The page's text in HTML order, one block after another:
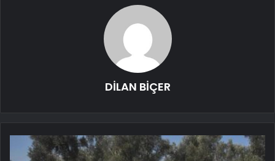
DİLAN BİÇER